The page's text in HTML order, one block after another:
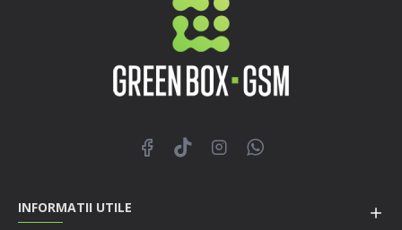
INFORMATII UTILE